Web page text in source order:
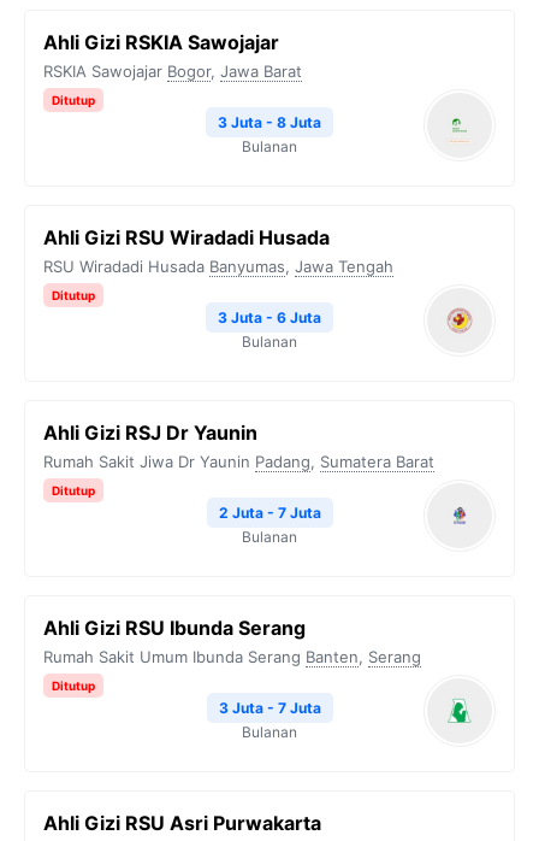
Ahli Gizi RSKIA Sawojajar
RSKIA Sawojajar Bogor, Jawa Barat
Ditutup
3 Juta - 8 Juta
Bulanan
Ahli Gizi RSU Wiradadi Husada
RSU Wiradadi Husada Banyumas, Jawa Tengah
Ditutup
3 Juta - 6 Juta
Bulanan
Ahli Gizi RSJ Dr Yaunin
Rumah Sakit Jiwa Dr Yaunin Padang, Sumatera Barat
Ditutup
2 Juta - 7 Juta
Bulanan
Ahli Gizi RSU Ibunda Serang
Rumah Sakit Umum Ibunda Serang Banten, Serang
Ditutup
3 Juta - 7 Juta
Bulanan
Ahli Gizi RSU Asri Purwakarta